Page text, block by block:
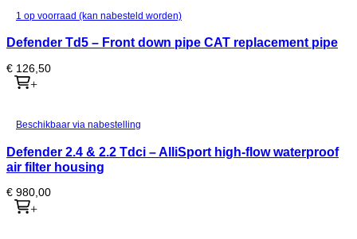
1 op voorraad (kan nabesteld worden)
Defender Td5 – Front down pipe CAT replacement pipe
€ 126,50
+
Beschikbaar via nabestelling
Defender 2.4 & 2.2 Tdci – AlliSport high-flow waterproof
air filter housing
€ 980,00
+